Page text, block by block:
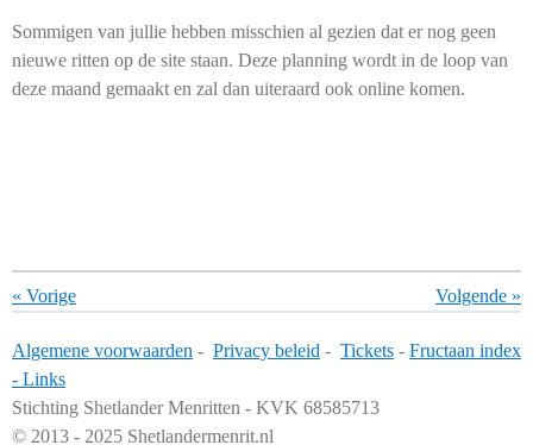
Sommigen van jullie hebben misschien al gezien dat er nog geen
nieuwe ritten op de site staan. Deze planning wordt in de loop van
deze maand gemaakt en zal dan uiteraard ook online komen.
« Vorige Volgende »
Algemene voorwaarden - Privacy beleid - Tickets - Fructaan index
- Links
Stichting Shetlander Menritten - KVK 68585713
© 2013 - 2025 Shetlandermenrit.nl